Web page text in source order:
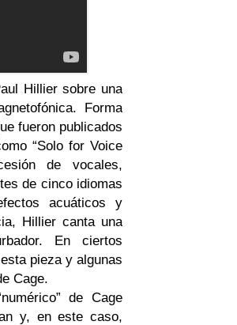
Hillier sobre una
Forma
fueron publicados
“Solo for Voice
de vocales,
de cinco idiomas
acuáticos y
Hillier canta una
En ciertos
pieza y algunas
Cage.
de Cage
y, en este caso,